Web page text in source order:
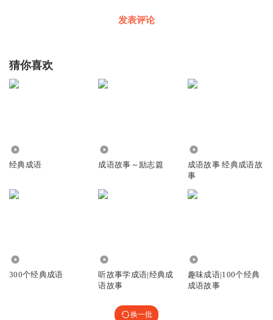
发表评论
猜你喜欢
经典成语 成语故事～励志篇
成语故事 经典成语故
事
300个经典成语
听故事学成语|经典成
语故事
趣味成语|100个经典
成语故事
换一批